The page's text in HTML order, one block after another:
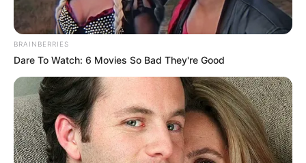
BRAINBERRIES
Dare To Watch: 6 Movies So Bad They're Good